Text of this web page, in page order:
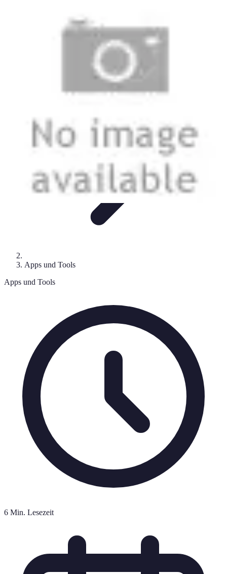
StreamingTechnologie in der Freizeit
Freizeit-Apps
Apps und Tools
Apps und Tools
6 Min. Lesezeit